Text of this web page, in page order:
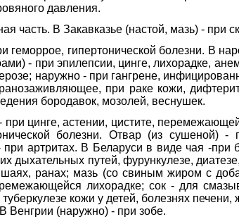
давления.
часть. В Закавказье (настой, мазь) - при
геморрое, гипертонической болезни. В
- при эпилепсии, цинге, лихорадке,
наружно - при гангрене,
при раке кожи,
бородавок, мозолей, веснушек.
цинге, астении, цистите,
болезни. Отвар (из сушеной)
артритах. В Беларуси в виде чая -при
дыхательных путей, фурункулезе,
ранах; мазь (со свиным жиром с
лихорадке; сок - для
кожи у детей, болезнях
Венгрии (наружно) - при зобе.